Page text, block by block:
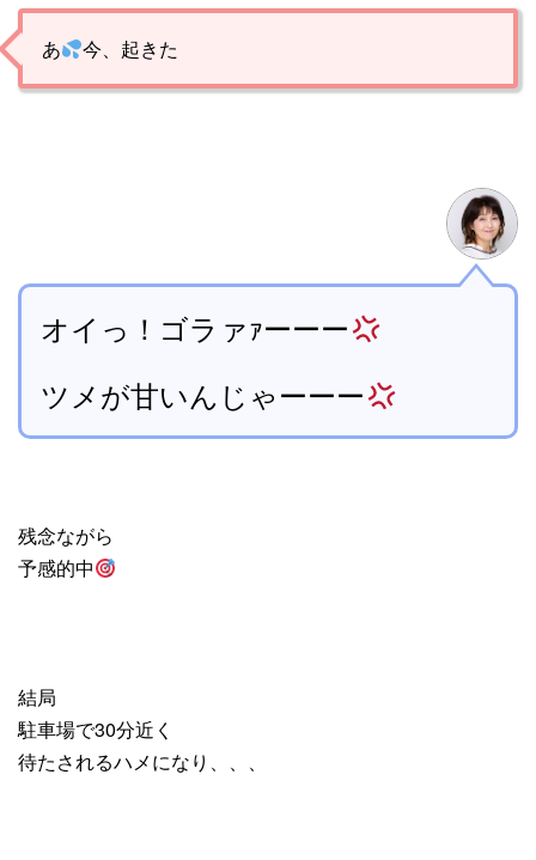
あ 今、起きた
オイっ！ゴラァｧーーー
ツメが甘いんじゃーーー
残念ながら
予感的中
結局
駐車場で30分近く
待たされるハメになり、、、